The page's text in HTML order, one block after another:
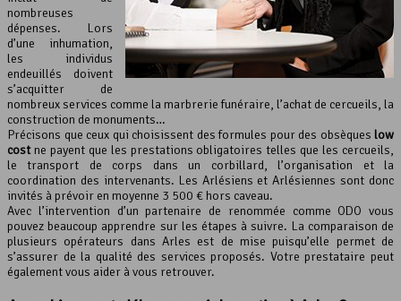
nombreuses
dépenses. Lors
d’une inhumation,
les individus
endeuillés doivent
s’acquitter de
nombreux services comme la marbrerie funéraire, l’achat de cercueils, la
construction de monuments…
Précisons que ceux qui choisissent des formules pour des obsèques low
costne payent que les prestations obligatoires telles que les cercueils,
le transport de corps dans un corbillard, l’organisation et la
coordination des intervenants. Les Arlésiens et Arlésiennes sont donc
invités à prévoir en moyenne 3 500 € hors caveau.
Avec l’intervention d’un partenaire de renommée comme ODO vous
pouvez beaucoup apprendre sur les étapes à suivre. La comparaison de
plusieurs opérateurs dans Arles est de mise puisqu’elle permet de
s’assurer de la qualité des services proposés. Votre prestataire peut
également vous aider à vous retrouver.